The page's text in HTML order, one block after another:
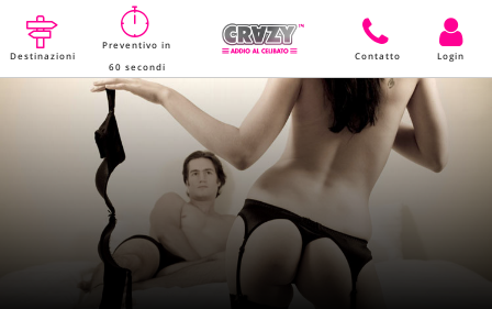
Destinazioni
Preventivo in
60 secondi
Contatto Login